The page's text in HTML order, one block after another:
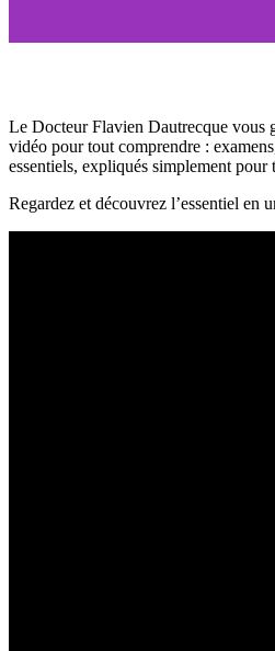
Le Docteur Flavien Dautrecque vous
vidéo pour tout comprendre :
essentiels, expliqués simplement pour
Regardez et découvrez l’essentiel en